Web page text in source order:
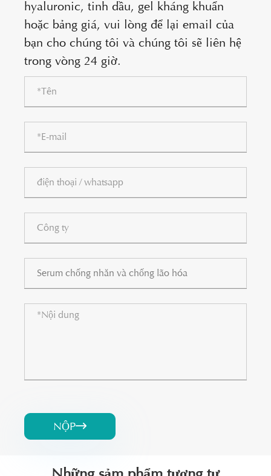
hyaluronic, tinh dầu, gel kháng khuẩn
hoặc bảng giá, vui lòng để lại email của
bạn cho chúng tôi và chúng tôi sẽ liên hệ
trong vòng 24 giờ.
NỘP